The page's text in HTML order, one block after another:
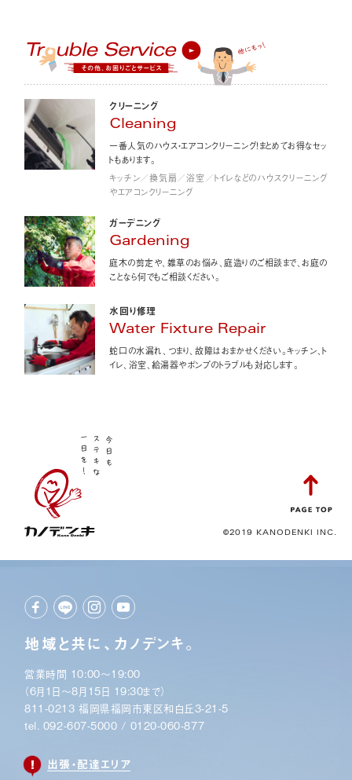
クリーニング
Cleaning
一番人気のハウス・エアコンクリーニング！まとめてお得なセッ
トもあります。
キッチン／換気扇／浴室／トイレなどのハウスクリーニング
やエアコンクリーニング
ガーデニング
Gardening
庭木の剪定や、雑草のお悩み、庭造りのご相談まで、お庭の
ことなら何でもご相談ください。
水回り修理
Water Fixture Repair
蛇口の水漏れ、つまり、故障はおまかせください。キッチン、ト
イレ、浴室、給湯器やポンプのトラブルも対応します。
©2019 KANODENKI INC.
地域と共に、カノデンキ。
営業時間 10:00〜19:00
（6月1日〜8月15日 19:30まで）
811-0213 福岡県福岡市東区和白丘3-21-5
tel. 092-607-5000 / 0120-060-877
出張・配達エリア